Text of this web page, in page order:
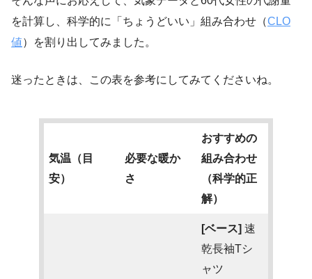
を計算し、科学的に「ちょうどいい」組み合わせ（CLO
値）を割り出してみました。
迷ったときは、この表を参考にしてみてくださいね。
気温（目
安）
必要な暖か
さ
おすすめの
組み合わせ
（科学的正
解）
[ベース] 速
乾長袖Tシ
ャツ